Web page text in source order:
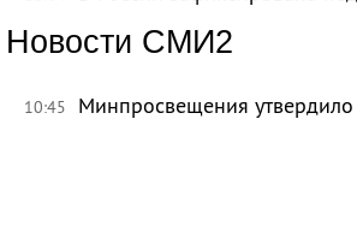
Новости СМИ2
10:45 Минпросвещения